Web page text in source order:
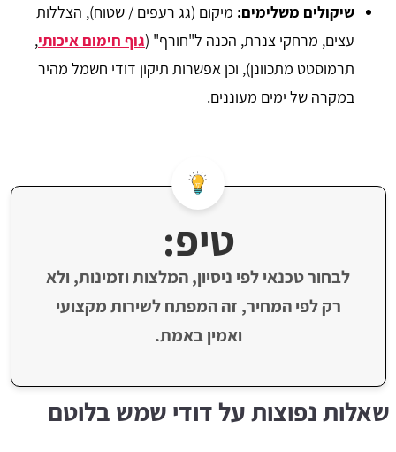
שיקולים משלימים: מיקום (גג רעפים / שטוח), הצללות
עצים, מרחקי צנרת, הכנה ל"חורף" (גוף חימום איכותי,
תרמוסטט מתכוונן), וכן אפשרות תיקון דודי חשמל מהיר
במקרה של ימים מעוננים.
טיפ:
לבחור טכנאי לפי ניסיון, המלצות וזמינות, ולא
רק לפי המחיר, זה המפתח לשירות מקצועי
ואמין באמת.
שאלות נפוצות על דודי שמש בלוטם